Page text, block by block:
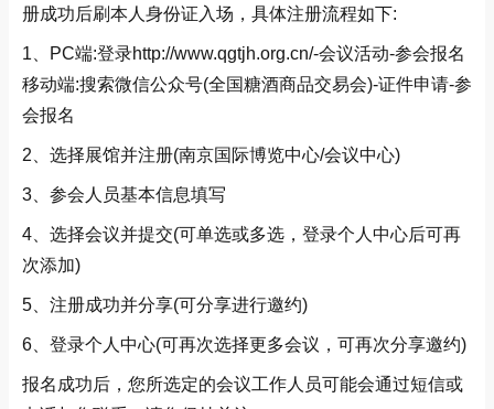
册成功后刷本人身份证入场，具体注册流程如下:
1、PC端:登录http://www.qgtjh.org.cn/-会议活动-参会报名
移动端:搜索微信公众号(全国糖酒商品交易会)-证件申请-参
会报名
2、选择展馆并注册(南京国际博览中心/会议中心)
3、参会人员基本信息填写
4、选择会议并提交(可单选或多选，登录个人中心后可再
次添加)
5、注册成功并分享(可分享进行邀约)
6、登录个人中心(可再次选择更多会议，可再次分享邀约)
报名成功后，您所选定的会议工作人员可能会通过短信或